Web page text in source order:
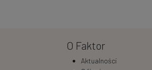
O Faktor
Aktualności